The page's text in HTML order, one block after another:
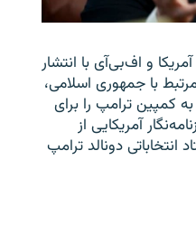
و اف‌بی‌آی با انتشار
با جمهوری اسلامی،
کمپین ترامپ را برای
آمریکایی از
دونالد ترامپ